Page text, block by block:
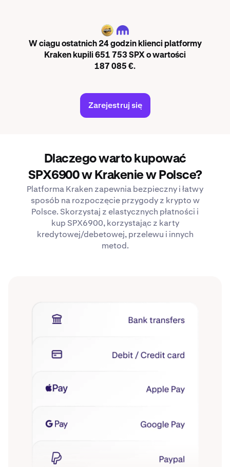
SPX
W ciągu ostatnich 24 godzin klienci platformy
Kraken kupili 651 753 SPX o wartości
187 085 €.
Zarejestruj się
Dlaczego warto kupować
SPX6900 w Krakenie w Polsce?
Platforma Kraken zapewnia bezpieczny i łatwy
sposób na rozpoczęcie przygody z krypto w
Polsce. Skorzystaj z elastycznych płatności i
kup SPX6900, korzystając z karty
kredytowej/debetowej, przelewu i innych
metod.